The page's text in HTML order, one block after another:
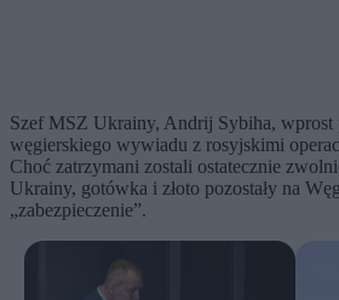
Szef MSZ Ukrainy, Andrij Sybiha, wprost
węgierskiego wywiadu z rosyjskimi
Choć zatrzymani zostali ostatecznie
Ukrainy, gotówka i złoto pozostały na
„zabezpieczenie”.